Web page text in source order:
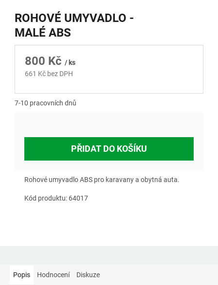
ROHOVÉ UMYVADLO -
MALÉ ABS
800 Kč / ks
661 Kč bez DPH
7-10 pracovních dnů
PŘIDAT DO KOŠÍKU
Rohové umyvadlo ABS pro karavany a obytná auta.
Kód produktu: 64017
Popis Hodnocení Diskuze